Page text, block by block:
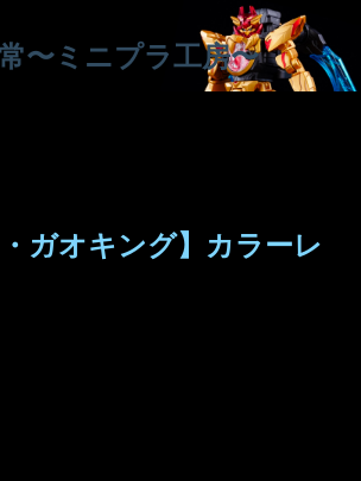
〜ミニプラ工房〜
・ガオキング】カラーレ